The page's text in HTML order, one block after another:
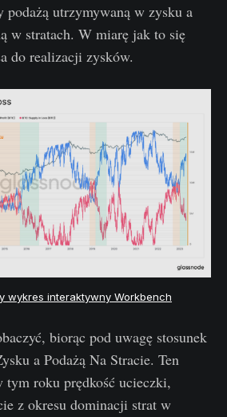
podażą utrzymywaną w zysku a
w stratach. W miarę jak to się
do realizacji zysków.
wykres interaktywny Workbench
biorąc pod uwagę stosunek
a Podażą Na Stracie. Ten
tym roku prędkość ucieczki,
z okresu dominacji strat w